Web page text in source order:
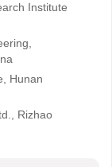
Institute
Hunan
Rizhao